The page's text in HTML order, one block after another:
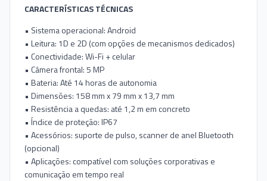
CARACTERÍSTICAS TÉCNICAS
• Sistema operacional: Android
• Leitura: 1D e 2D (com opções de mecanismos dedicados)
• Conectividade: Wi-Fi + celular
• Câmera frontal: 5 MP
• Bateria: Até 14 horas de autonomia
• Dimensões: 158 mm x 79 mm x 13,7 mm
• Resistência a quedas: até 1,2 m em concreto
• Índice de proteção: IP67
• Acessórios: suporte de pulso, scanner de anel Bluetooth
(opcional)
• Aplicações: compatível com soluções corporativas e
comunicação em tempo real